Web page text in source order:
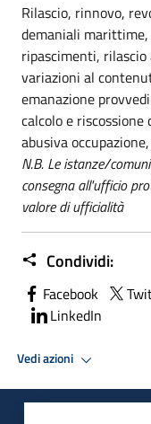
Rilascio, rinnovo,
demaniali
ripascimenti,
variazioni al
emanazione
calcolo e
abusiva
N.B. Le istanze/
consegna all'ufficio
valore di ufficialità
Condividi:
Facebook
LinkedIn
Vedi azioni